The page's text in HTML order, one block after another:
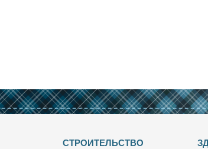
СТРОИТЕЛЬСТВО